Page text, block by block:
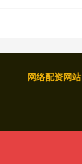
网络配资网站